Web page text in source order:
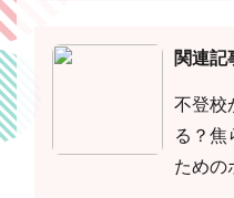
関連記
不登校
る？焦
ための